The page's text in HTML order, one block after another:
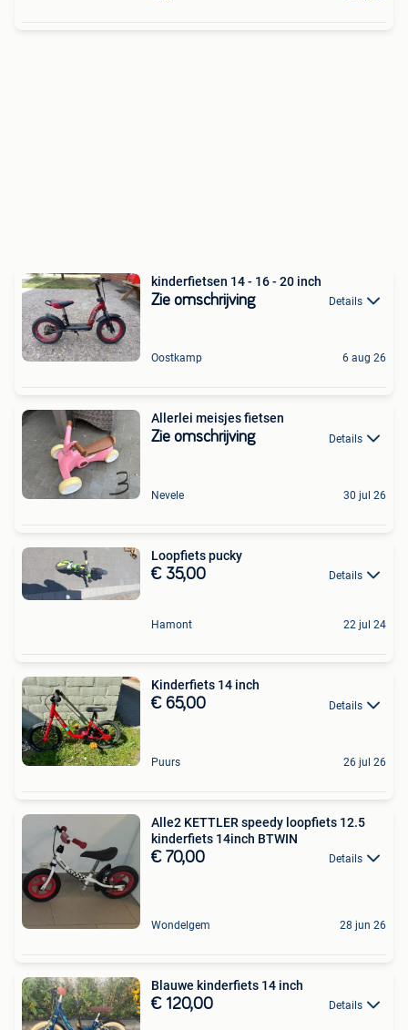
kinderfietsen 14 - 16 - 20 inch
Zie omschrijving Details
Oostkamp 6 aug 26
Allerlei meisjes fietsen
Zie omschrijving Details
Nevele 30 jul 26
Loopfiets pucky
€ 35,00 Details
Hamont 22 jul 24
Kinderfiets 14 inch
€ 65,00 Details
Puurs 26 jul 26
Alle2 KETTLER speedy loopfiets 12.5
kinderfiets 14inch BTWIN
€ 70,00 Details
Wondelgem 28 jun 26
Blauwe kinderfiets 14 inch
€ 120,00 Details